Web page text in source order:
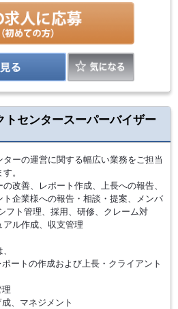
トセンタースーパーバイザー
ターの運営に関する幅広い業務をご担当
。
改善、レポート作成、上長への報告、
ト企業様への報告・相談・提案、メンバ
フト管理、採用、研修、クレーム対
アル作成、収支管理
ートの作成および上長・クライアント
、マネジメント